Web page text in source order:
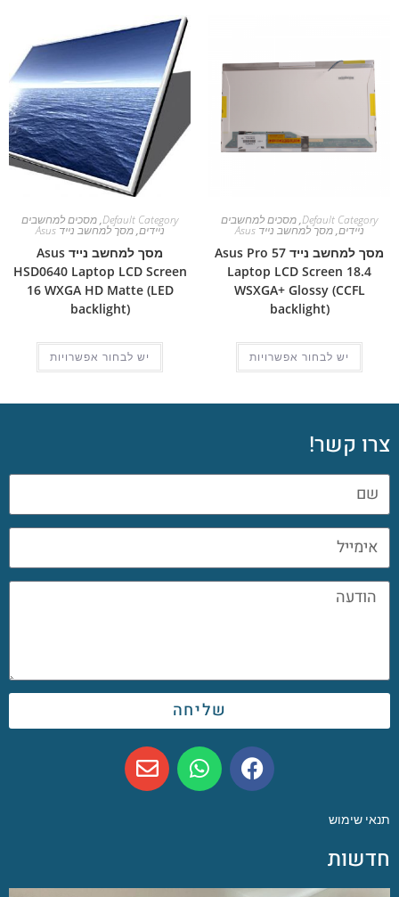
Default Category
,מסכים למחשבים
ניידים,מסך למחשב נייד Asus
מסך למחשב נייד Asus Pro 57
Laptop LCD Screen 18.4
WSXGA+ Glossy (CCFL
backlight)
יש לבחור אפשרויות
Default Category
,מסכים למחשבים
ניידים,מסך למחשב נייד Asus
מסך למחשב נייד Asus
HSD0640 Laptop LCD Screen
16 WXGA HD Matte (LED
backlight)
יש לבחור אפשרויות
צרו קשר!
שליחה
תנאי שימוש
חדשות